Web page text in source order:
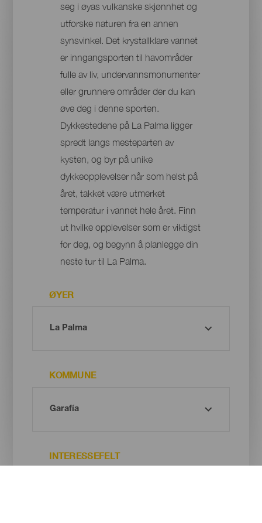
seg i øyas vulkanske skjønnhet og
utforske naturen fra en annen
synsvinkel. Det krystallklare vannet
er inngangsporten til havområder
fulle av liv, undervannsmonumenter
eller grunnere områder der du kan
øve deg i denne sporten.
Dykkestedene på La Palma ligger
spredt langs mesteparten av
kysten, og byr på unike
dykkeopplevelser når som helst på
året, takket være utmerket
temperatur i vannet hele året. Finn
ut hvilke opplevelser som er viktigst
for deg, og begynn å planlegge din
neste tur til La Palma.
ØYER
KOMMUNE
INTERESSEFELT